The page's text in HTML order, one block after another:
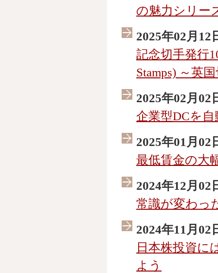
の魅力シリー
2025年02月12
記念切手発行
Stamps) ～英
2025年02月02
企業型DCを
2025年01月02
最低賃金の大
2024年12月02
常識が変わっ
2024年11月02
日本株投資に
よう